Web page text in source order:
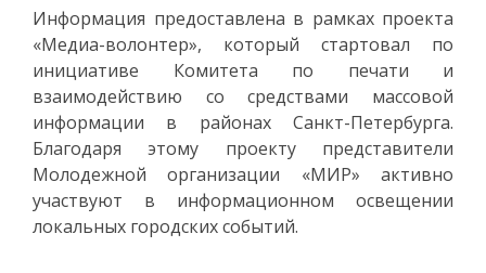
Информация предоставлена в рамках проекта
«Медиа-волонтер», который стартовал по
инициативе Комитета по печати и
взаимодействию со средствами массовой
информации в районах Санкт-Петербурга.
Благодаря этому проекту представители
Молодежной организации «МИР» активно
участвуют в информационном освещении
локальных городских событий.